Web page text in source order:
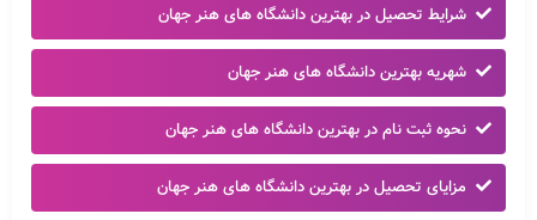
شرایط تحصیل در بهترین دانشگاه های هنر جهان
شهریه بهترین دانشگاه های هنر جهان
نحوه ثبت نام در بهترین دانشگاه های هنر جهان
مزایای تحصیل در بهترین دانشگاه های هنر جهان